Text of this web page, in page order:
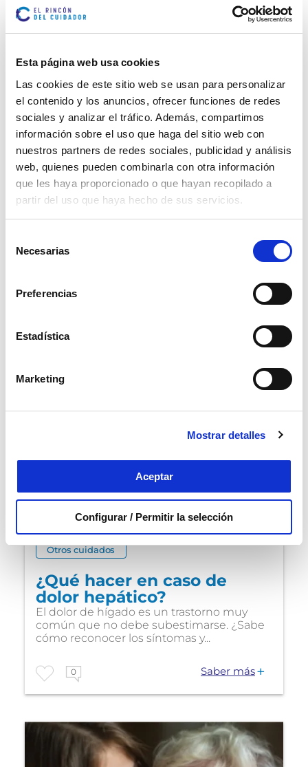
Esta página web usa cookies
Las cookies de este sitio web se usan para personalizar
el contenido y los anuncios, ofrecer funciones de redes
sociales y analizar el tráfico. Además, compartimos
información sobre el uso que haga del sitio web con
nuestros partners de redes sociales, publicidad y análisis
web, quienes pueden combinarla con otra información
que les haya proporcionado o que hayan recopilado a
partir del uso que haya hecho de sus servicios.
Necesarias
Preferencias
Estadística
Marketing
Mostrar detalles
Aceptar
Configurar / Permitir la selección
revisiones periódicas con el médico, para que éste
pueda valorar la evolución y seleccionar qué
Desde el Rincón del Cuidador, queremos ser tu guía
y darte información relevante para ti en cada
momento del cuidado del paciente dependiente o
con demencia.
Además, si todavía no eres un usuario registrado no
olvides registrarte en nuestra web para poder
comentar las diferentes publicaciones que puedan
ser de tu interés.Registro a Rincón del Cuidador
Otros cuidados
¿Qué hacer en caso de
dolor hepático?
El dolor de hígado es un trastorno muy
común que no debe subestimarse. ¿Sabe
cómo reconocer los síntomas y...
0 Saber más